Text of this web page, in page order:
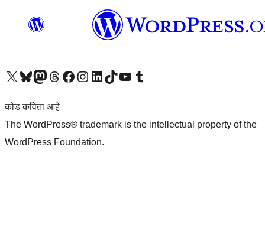
आमच्या X (एक्स) (पूर्वीचे ट्विटर) खात्याला भेट द्या आमच्या ब्लूस्की खात्याला भेट द्या.आमच्या Mastodon खात्याला भेट द्या.आमच्या थ्रेड्स खात्याला भेट द्या. आमच्या फेसबुक पेजला भेट द्या आमच्या इंस्टाग्राम खात्याला भेट द्या आमच्या लिंक्डइन खात्याला भेट द्या आमच्या टिकटॉक अकाउंटला भेट द्या.आमच्या यूट्यूब चॅनेलला भेट द्या आमच्या टंबलर खात्याला भेट द्या.
कोड कविता आहे
The WordPress® trademark is the intellectual property of the
WordPress Foundation.